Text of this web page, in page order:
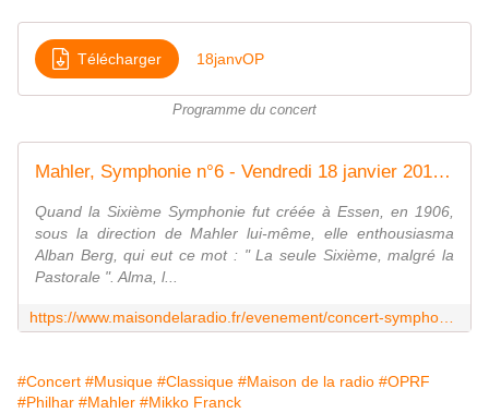
Télécharger 18janvOP
Programme du concert
Mahler, Symphonie n°6 - Vendredi 18 janvier 2019 - 20h00 Maison de la radio - Auditorium de Radio France
Quand la Sixième Symphonie fut créée à Essen, en 1906,
sous la direction de Mahler lui-même, elle enthousiasma
Alban Berg, qui eut ce mot : " La seule Sixième, malgré la
Pastorale ". Alma, l...
#Concert #Musique #Classique #Maison de la radio #OPRF
#Philhar #Mahler #Mikko Franck